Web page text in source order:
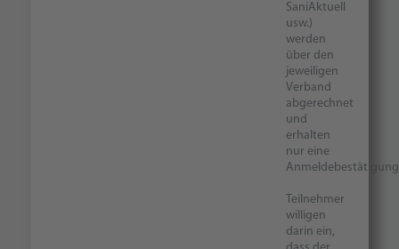
SaniAktuell
usw.)
werden
über den
jeweiligen
Verband
abgerechnet
und
erhalten
nur eine
Teilnehmer
willigen
darin ein,